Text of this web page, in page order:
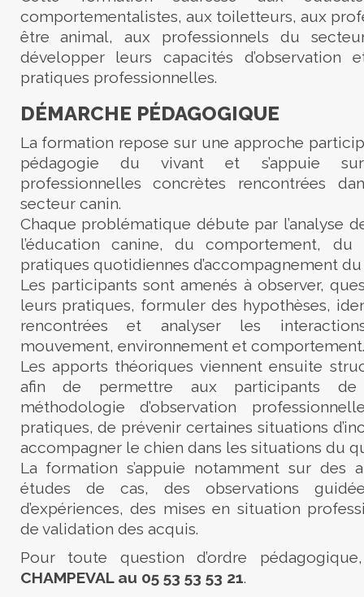
comportementalistes, aux toiletteurs, aux
être animal, aux professionnels du
développer leurs capacités d’observation
pratiques professionnelles.
DÉMARCHE PÉDAGOGIQUE
La formation repose sur une approche
pédagogie du vivant et s’appuie
professionnelles concrètes rencontrées
secteur canin.
Chaque problématique débute par l’analyse
l’éducation canine, du comportement,
pratiques quotidiennes d’accompagnement du
Les participants sont amenés à observer,
leurs pratiques, formuler des hypothèses,
rencontrées et analyser les
mouvement, environnement et comportement.
Les apports théoriques viennent ensuite
afin de permettre aux participants de
méthodologie d’observation
pratiques, de prévenir certaines situations
accompagner le chien dans les situations du
La formation s’appuie notamment sur des
études de cas, des observations
d’expériences, des mises en situation
de validation des acquis.
Pour toute question d’ordre
CHAMPEVAL au 05 53 53 53 21.